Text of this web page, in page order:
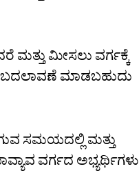
ಮತ್ತು ಮೀಸಲು ವರ್ಗಕ್ಕೆ
ಬದಲಾವಣೆ ಮಾಡಬಹುದು
ಸಮಯದಲ್ಲಿ ಮತ್ತು
ವರ್ಗದ ಅಭ್ಯರ್ಥಿಗಳು